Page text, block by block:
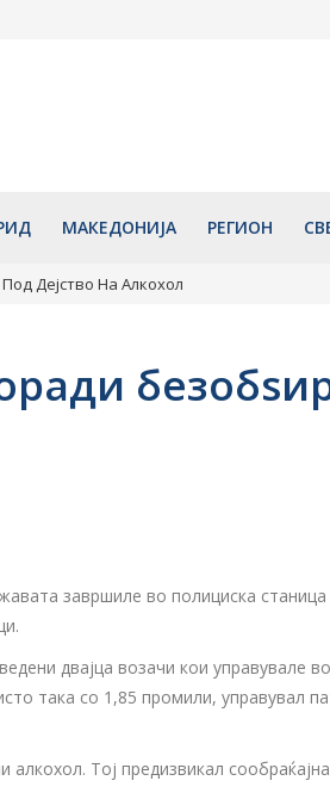
МАКЕДОНИЈА РЕГИОН
Дејство На Алкохол
завршиле во полициска
двајца возачи кои управувале
така со 1,85 промили, управувал
Тој предизвикал